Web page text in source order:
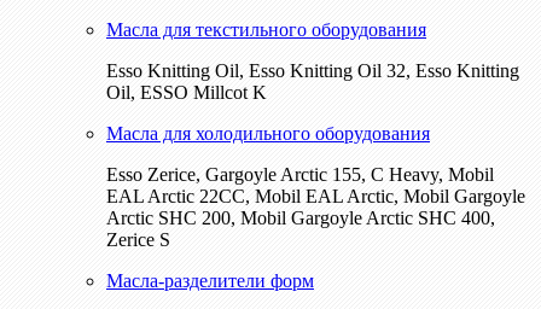
Масла для текстильного оборудования
Esso Knitting Oil, Esso Knitting Oil 32, Esso Knitting
Oil, ESSO Millcot K
Масла для холодильного оборудования
Esso Zerice, Gargoyle Arctic 155, С Heavy, Mobil
EAL Arctic 22CC, Mobil EAL Arctic, Mobil Gargoyle
Arctic SHC 200, Mobil Gargoyle Arctic SHC 400,
Zerice S
Масла-разделители форм